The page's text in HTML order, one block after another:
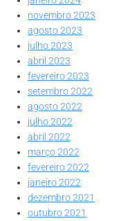
novembro 2023
agosto 2023
julho 2023
abril 2023
fevereiro 2023
setembro 2022
agosto 2022
julho 2022
abril 2022
março 2022
fevereiro 2022
janeiro 2022
dezembro 2021
outubro 2021